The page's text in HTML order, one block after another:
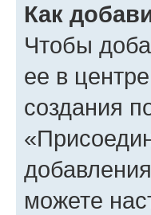
Как
Чтобы
ее в
создания
можете